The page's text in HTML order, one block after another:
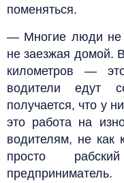
поменяться.
— Многие люди не
не заезжая домой.
километров —
водители едут
получается, что у
это работа на
водителям, не как
просто
предприниматель.